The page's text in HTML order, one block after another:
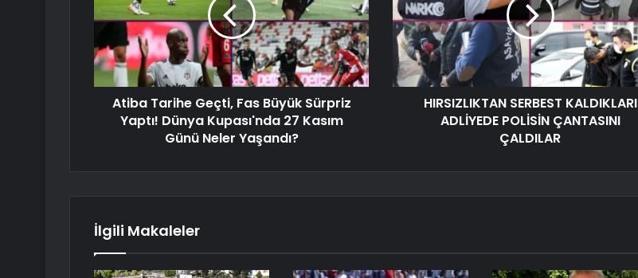
Atiba Tarihe Geçti, Fas Büyük Sürpriz
Yaptı! Dünya Kupası'nda 27 Kasım
Günü Neler Yaşandı?
HIRSIZLIKTAN SERBEST KALDIKLARI
ADLİYEDE POLİSİN ÇANTASINI
ÇALDILAR
İlgili Makaleler